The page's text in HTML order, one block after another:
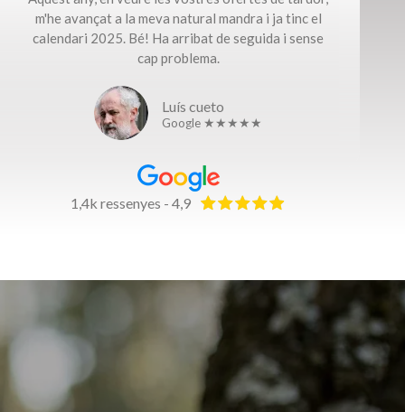
m'he avançat a la meva natural mandra i ja tinc el
calendari 2025. Bé! Ha arribat de seguida i sense
cap problema.​
Luís cueto
Google ★★★★★
1,4k ressenyes - 4,9